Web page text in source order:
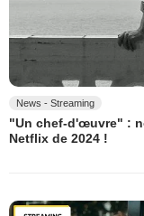
News - Streaming
"Un chef-d'œuvre" :
Netflix de 2024 !